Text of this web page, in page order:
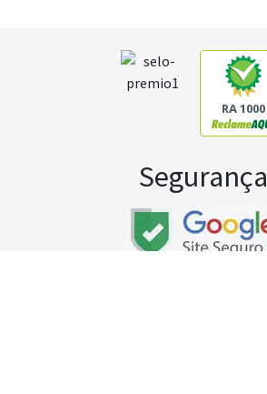
RA 1000
Segurança